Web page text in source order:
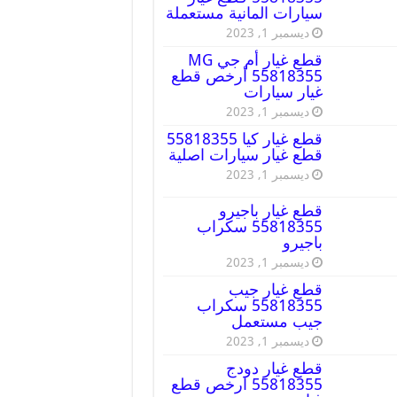
سيارات المانية مستعملة
ديسمبر 1, 2023
قطع غيار أم جي MG
55818355 أرخص قطع
غيار سيارات
ديسمبر 1, 2023
قطع غيار كيا 55818355
قطع غيار سيارات اصلية
ديسمبر 1, 2023
قطع غيار باجيرو
55818355 سكراب
باجيرو
ديسمبر 1, 2023
قطع غيار جيب
55818355 سكراب
جيب مستعمل
ديسمبر 1, 2023
قطع غيار دودج
55818355 ارخص قطع